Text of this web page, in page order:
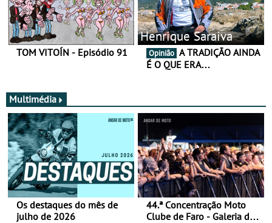
TOM VITOÍN - Episódio 91
Henrique Saraiva
Opinião
É O QUE ERA…
Multimédia
Os destaques do mês de
julho de 2026
44.ª Concentração Moto
Clube de Faro - Galeria de